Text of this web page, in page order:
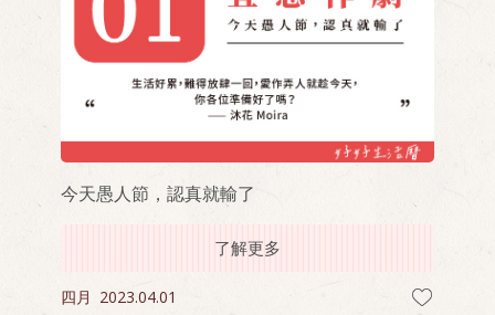
今天愚人節，認真就輸了
了解更多
四月 2023.04.01